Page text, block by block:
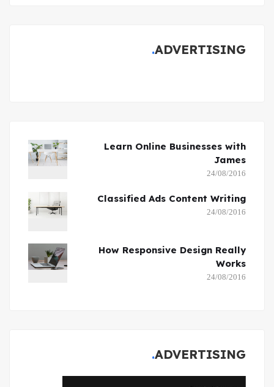
ADVERTISING
Learn Online Businesses with
James
24/08/2016
Classified Ads Content Writing
24/08/2016
How Responsive Design Really
Works
24/08/2016
ADVERTISING